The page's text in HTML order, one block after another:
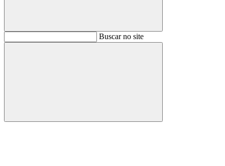
BuscarBuscar no site
Buscar